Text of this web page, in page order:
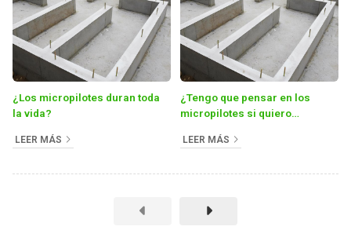
¿Los micropilotes duran toda
la vida?
LEER MÁS
¿Tengo que pensar en los
micropilotes si quiero
LEER MÁS